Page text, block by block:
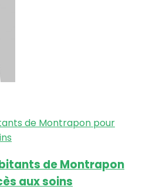
de Montrapon
aux soins